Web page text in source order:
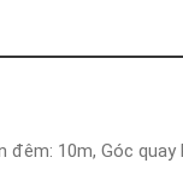
10m, Góc quay